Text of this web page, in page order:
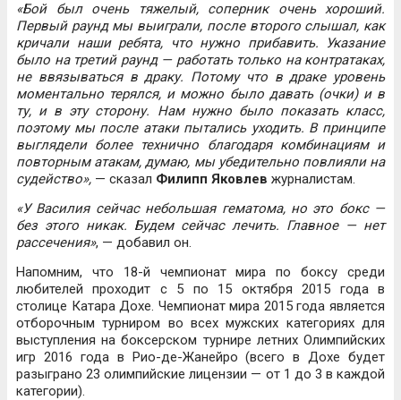
«Бой был очень тяжелый, соперник очень хороший.
Первый раунд мы выиграли, после второго слышал, как
кричали наши ребята, что нужно прибавить. Указание
было на третий раунд — работать только на контратаках,
не ввязываться в драку. Потому что в драке уровень
моментально терялся, и можно было давать (очки) и в
ту, и в эту сторону. Нам нужно было показать класс,
поэтому мы после атаки пытались уходить. В принципе
выглядели более технично благодаря комбинациям и
повторным атакам, думаю, мы убедительно повлияли на
судейство», — сказал Филипп Яковлев журналистам.
«У Василия сейчас небольшая гематома, но это бокс —
без этого никак. Будем сейчас лечить. Главное — нет
рассечения», — добавил он.
Напомним, что 18-й чемпионат мира по боксу среди
любителей проходит с 5 по 15 октября 2015 года в
столице Катара Дохе. Чемпионат мира 2015 года является
отборочным турниром во всех мужских категориях для
выступления на боксерском турнире летних Олимпийских
игр 2016 года в Рио-де-Жанейро (всего в Дохе будет
разыграно 23 олимпийские лицензии — от 1 до 3 в каждой
категории).